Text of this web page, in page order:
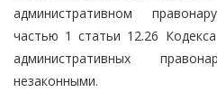
административном
частью 1 статьи 12.26
административных
незаконными.